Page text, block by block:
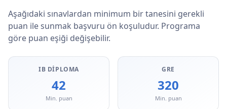
Aşağıdaki sınavlardan minimum bir tanesini gerekli
puan ile sunmak başvuru ön koşuludur. Programa
göre puan eşiği değişebilir.
IB DIPLOMA
42
Min. puan
GRE
320
Min. puan